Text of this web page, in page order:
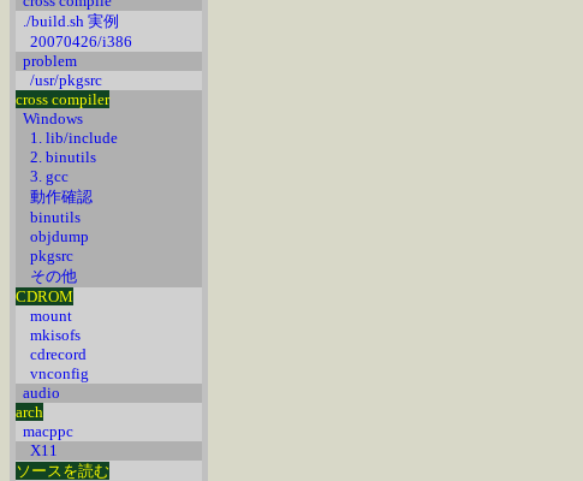
./build.sh 実例
20070426/i386
problem
/usr/pkgsrc
cross compiler
Windows
1. lib/include
2. binutils
3. gcc
動作確認
binutils
objdump
pkgsrc
その他
CDROM
mount
mkisofs
cdrecord
vnconfig
audio
arch
macppc
X11
ソースを読む